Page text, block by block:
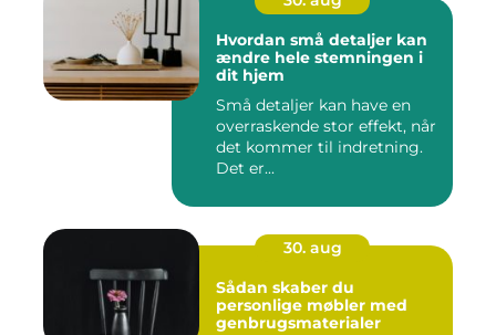
Hvordan små detaljer kan
ændre hele stemningen i
dit hjem
Små detaljer kan have en
overraskende stor effekt, når
det kommer til indretning.
Det er...
30. aug
Sådan skaber du
personlige møbler med
genbrugsmaterialer